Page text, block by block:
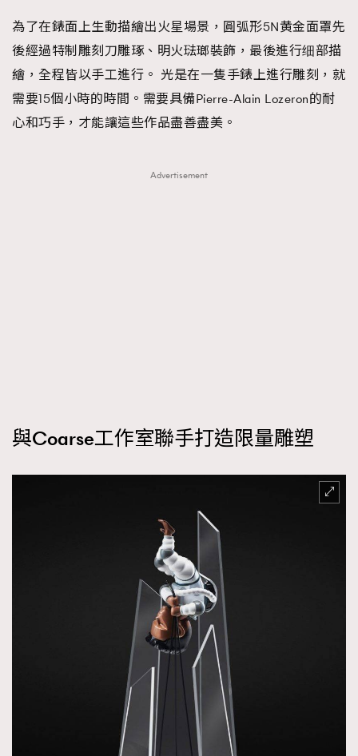
為了在錶面上生動描繪出火星場景，圓弧形5N黄金面罩先
後經過特制雕刻刀雕琢、明火琺瑯裝飾，最後進行细部描
繪，全程皆以手工進行。 光是在一隻手錶上進行雕刻，就
需要15個小時的時間。需要具備Pierre-Alain Lozeron的耐
心和巧手，才能讓這些作品盡善盡美。
Advertisement
與Coarse工作室聯手打造限量雕塑